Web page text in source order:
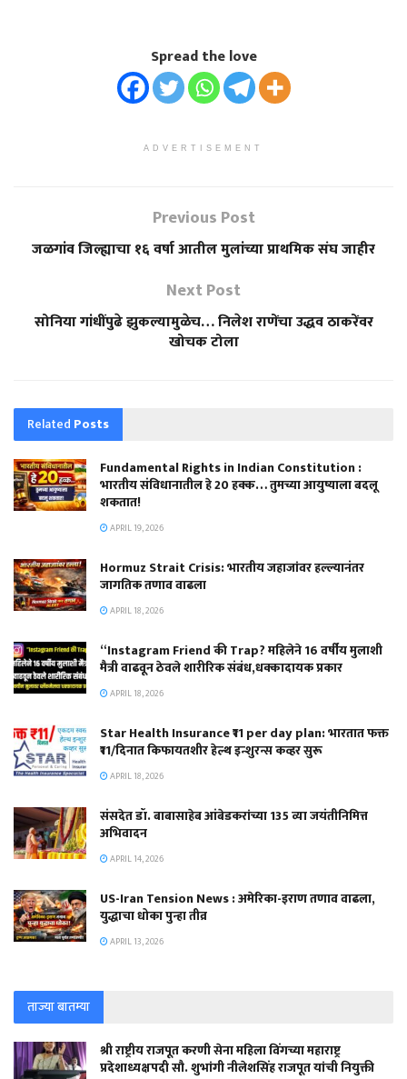
Spread the love
ADVERTISEMENT
Previous Post
जळगांव जिल्ह्याचा १६ वर्षा आतील मुलांच्या प्राथमिक संघ जाहीर
Next Post
सोनिया गांधींपुढे झुकल्यामुळेच… निलेश राणेंचा उद्धव ठाकरेंवर
खोचक टोला
Related Posts
Fundamental Rights in Indian Constitution :
भारतीय संविधानातील हे 20 हक्क… तुमच्या आयुष्याला बदलू
शकतात!
APRIL 19, 2026
Hormuz Strait Crisis: भारतीय जहाजांवर हल्ल्यानंतर
जागतिक तणाव वाढला
APRIL 18, 2026
“Instagram Friend की Trap? महिलेने 16 वर्षीय मुलाशी
मैत्री वाढवून ठेवले शारीरिक संबंध,धक्कादायक प्रकार
APRIL 18, 2026
Star Health Insurance ₹11 per day plan: भारतात फक्त
₹11/दिनात किफायतशीर हेल्थ इन्शुरन्स कव्हर सुरू
APRIL 18, 2026
संसदेत डॉ. बाबासाहेब आंबेडकरांच्या 135 व्या जयंतीनिमित्त
अभिवादन
APRIL 14, 2026
US-Iran Tension News : अमेरिका-इराण तणाव वाढला,
युद्धाचा धोका पुन्हा तीव्र
APRIL 13, 2026
ताज्या बातम्या
श्री राष्ट्रीय राजपूत करणी सेना महिला विंगच्या महाराष्ट्र
प्रदेशाध्यक्षपदी सौ. शुभांगी नीलेशसिंह राजपूत यांची नियुक्ती